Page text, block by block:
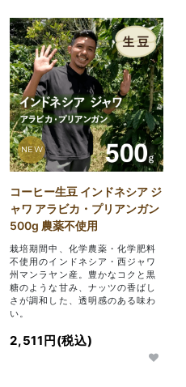
NEW
コーヒー生豆 インドネシア ジ
ャワ アラビカ・プリアンガン
500g 農薬不使用
栽培期間中、化学農薬・化学肥料
不使用のインドネシア・西ジャワ
州マンラヤン産。豊かなコクと黒
糖のような甘み、ナッツの香ばし
さが調和した、透明感のある味わ
い。
2,511円(税込)